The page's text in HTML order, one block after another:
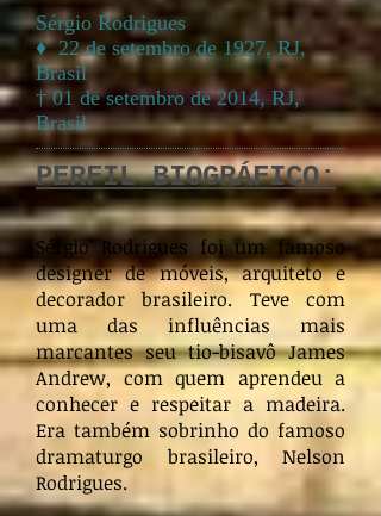
Sérgio Rodrigues
♦ 22 de setembro de 1927, RJ,
Brasil
† 01 de setembro de 2014, RJ,
Brasil
PERFIL BIOGRÁFICO:
Sérgio Rodrigues foi um famoso
designer de móveis, arquiteto e
decorador brasileiro. Teve com
uma das influências mais
marcantes seu tio-bisavô James
Andrew, com quem aprendeu a
conhecer e respeitar a madeira.
Era também sobrinho do famoso
dramaturgo brasileiro, Nelson
Rodrigues.